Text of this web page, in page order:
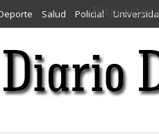
Dispuestos
Salud Policial